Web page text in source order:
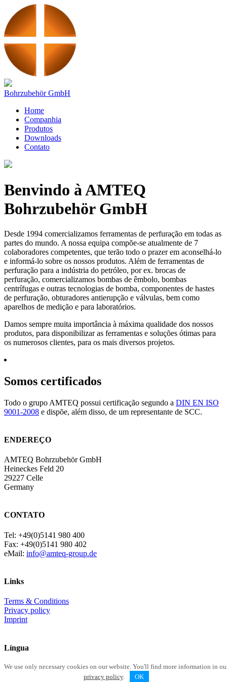
Bohrzubehör GmbH
Home
Companhia
Produtos
Downloads
Contato
Benvindo à AMTEQ
Bohrzubehör GmbH
Desde 1994 comercializamos ferramentas de perfuração em todas as
partes do mundo. A nossa equipa compõe-se atualmente de 7
colaboradores competentes, que terão todo o prazer em aconselhá-lo
e informá-lo sobre os nossos produtos. Além de ferramentas de
perfuração para a indústria do petróleo, por ex. brocas de
perfuração, comercializamos bombas de êmbolo, bombas
centrífugas e outras tecnologias de bomba, componentes de hastes
de perfuração, obturadores antierupção e válvulas, bem como
aparelhos de medição e para laboratórios.
Damos sempre muita importância à máxima qualidade dos nossos
produtos, para disponibilizar as ferramentas e soluções ótimas para
os numerosos clientes, para os mais diversos projetos.
Somos certificados
Todo o grupo AMTEQ possui certificação segundo a DIN EN ISO
9001-2008 e dispõe, além disso, de um representante de SCC.
ENDEREÇO
AMTEQ Bohrzubehör GmbH
Heineckes Feld 20
29227 Celle
Germany
CONTATO
Tel: +49(0)5141 980 400
Fax: +49(0)5141 980 402
eMail: info@amteq-group.de
Links
Terms & Conditions
Privacy policy
Imprint
Língua
We use only necessary cookies on our website. You'll find more information in
privacy policy. OK